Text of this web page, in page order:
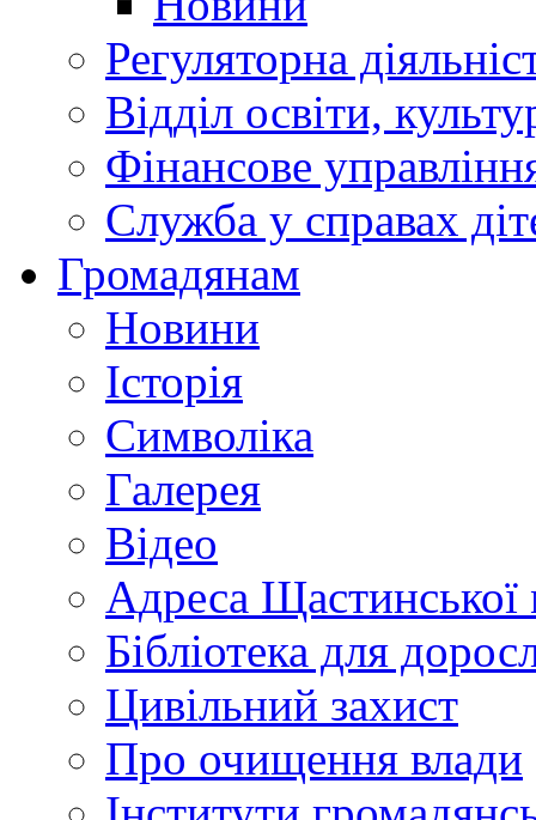
Регуляторна
Відділ освіти,
Фінансове
Служба у справах
Громадянам
Новини
Історія
Символіка
Галерея
Відео
Адреса Щастинської
Бібліотека для
Цивільний захист
Про очищення влади